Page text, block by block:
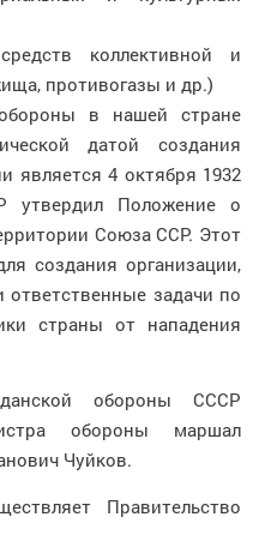
коллективной и
противогазы и др.)
в нашей стране
датой создания
является 4 октября 1932
утвердил Положение о
Союза ССР. Этот
создания организации,
задачи по
страны от нападения
обороны СССР
обороны маршал
Чуйков.
Правительство